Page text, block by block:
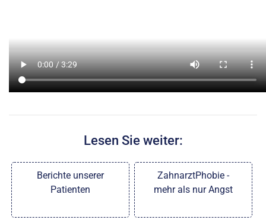
Lesen Sie weiter:
Berichte unserer
Patienten
ZahnarztPhobie -
mehr als nur Angst